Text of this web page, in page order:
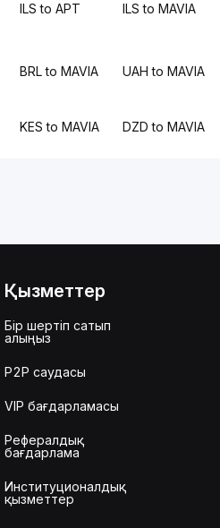
ILS to APT ILS to MAVIA
BRL to MAVIA UAH to MAVIA
KES to MAVIA DZD to MAVIA
Қызметтер
Бір шертіп сатып
алыңыз
P2P саудасы
VIP бағдарламасы
Рефералдық
бағдарлама
Институционалдық
қызметтер